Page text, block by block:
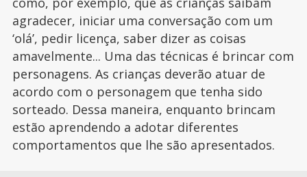
agradecer, iniciar uma conversação com um
‘olá’, pedir licença, saber dizer as coisas
amavelmente... Uma das técnicas é brincar com
personagens. As crianças deverão atuar de
acordo com o personagem que tenha sido
sorteado. Dessa maneira, enquanto brincam
estão aprendendo a adotar diferentes
comportamentos que lhe são apresentados.